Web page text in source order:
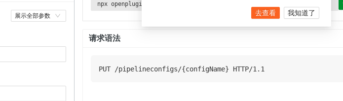
展示全部参数
npx openplugin aliyun/alibabacloud-agent-toolkit
请求语法
PUT /pipelineconfigs/{configName} HTTP/1.1
去查看 我知道了